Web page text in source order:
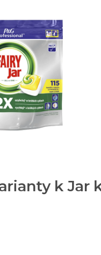
k Jar